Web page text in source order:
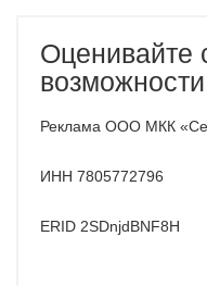
Оценивайте
Реклама ООО МКК
ИНН 7805772796
ERID 2SDnjdBNF8H